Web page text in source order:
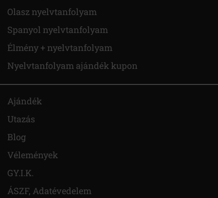
Olasz nyelvtanfolyam
Spanyol nyelvtanfolyam
Élmény + nyelvtanfolyam
Nyelvtanfolyam ajándék kupon
Ajándék
Utazás
Blog
Vélemények
GY.I.K.
ÁSZF, Adatévedelem